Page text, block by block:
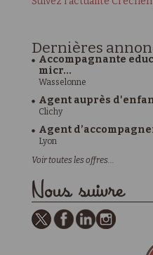
Dernières
Accompagnante
micr...
Wasselonne
Agent auprès
Clichy
Agent
Lyon
Voir toutes les offres...
Nous suivre